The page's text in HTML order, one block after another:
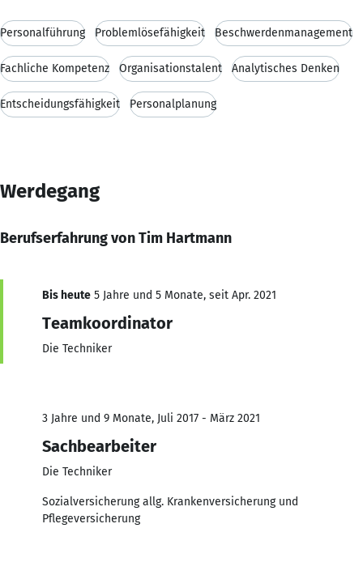
Personalführung Problemlösefähigkeit Beschwerdenmanagement
Fachliche Kompetenz Organisationstalent Analytisches Denken
Entscheidungsfähigkeit Personalplanung
Werdegang
Berufserfahrung von Tim Hartmann
Bis heute 5 Jahre und 5 Monate, seit Apr. 2021
Teamkoordinator
Die Techniker
3 Jahre und 9 Monate, Juli 2017 - März 2021
Sachbearbeiter
Die Techniker
Sozialversicherung allg. Krankenversicherung und
Pflegeversicherung